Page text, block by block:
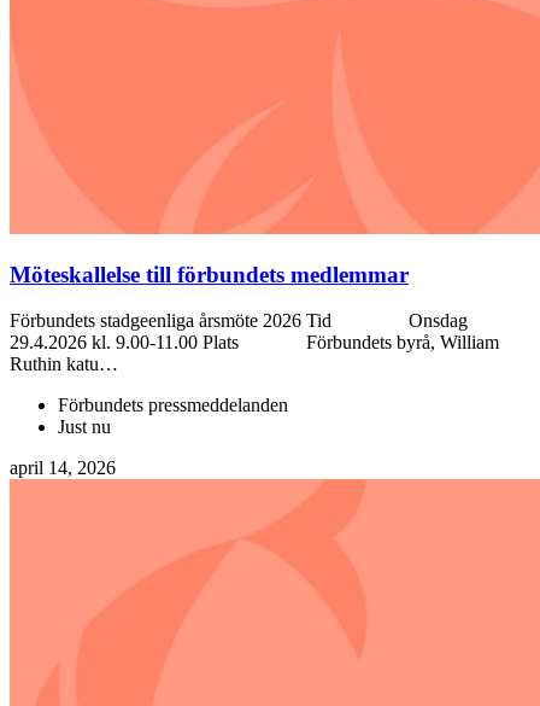
Möteskallelse till förbundets medlemmar
Förbundets stadgeenliga årsmöte 2026 Tid Onsdag
29.4.2026 kl. 9.00-11.00 Plats Förbundets byrå, William
Ruthin katu…
Förbundets pressmeddelanden
Just nu
april 14, 2026